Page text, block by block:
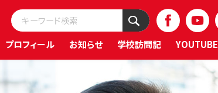
プロフィール お知らせ 学校訪問記 YOUTUBE